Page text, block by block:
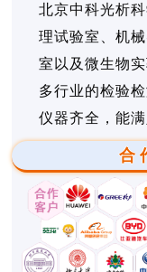
北京中科光析
理试验室、机
室以及微生物
多行业的检验
仪器齐全，能
合